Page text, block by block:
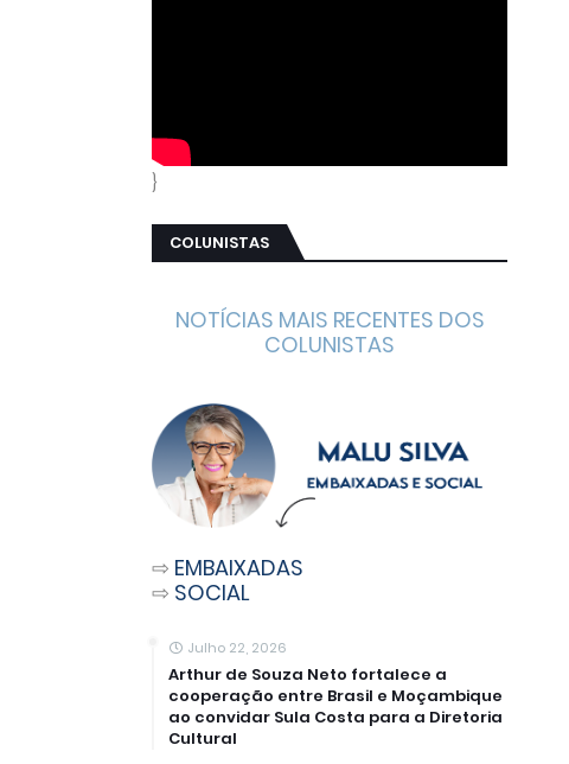
}
COLUNISTAS
NOTÍCIAS MAIS RECENTES DOS
COLUNISTAS
⇨ EMBAIXADAS
⇨ SOCIAL
Julho 22, 2026
Arthur de Souza Neto fortalece a
cooperação entre Brasil e Moçambique
ao convidar Sula Costa para a Diretoria
Cultural